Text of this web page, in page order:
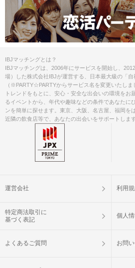
IBJマッチングとは？
IBJマッチングは、2006年にサービスを開始し、
場）した株式会社IBJが運営する、日本最大級の「
（※PARTY☆PARTYからサービス名を変更いたし
トレンドをもとに、安心・安全な出会いの環境をお
るイベントから、年代や趣味などの条件であなたに
ンを簡単に探せます。東京、大阪、名古屋、福岡を
近隣の飲食店等で、あなたの出会いをサポートします
運営会社 利用
特定商法取引に
基づく表記
個人
よくあるご質問 お問